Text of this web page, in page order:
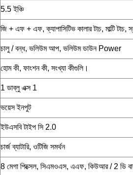
5.5 ইঞ্চি
জি + এফ + এফ, ক্যাপাসিটিভ কালার টাচ, মাল্টি টাচ,
চালু / বন্ধ, ভলিউম আপ, ভলিউম ডাউন Power
হোম কী, ফাংশন কী, সংখ্যা কীগুলি।
1 ডাব্লু এক্স 1
ভয়েস ইনপুট
ইউএসবি টাইপ সি 2.0
চার্জ ব্যাটারি, ওটিজি সমর্থন
8 মেগা পিক্সেল, সিএমওএস, এএফ, কিউআর / 2 ডি